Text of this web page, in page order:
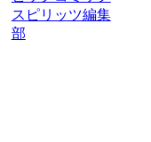
スピリッツ編集
部